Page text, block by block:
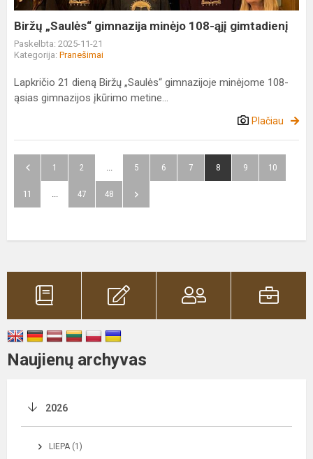
gimtadienį
Biržų „Saulės“ gimnazija minėjo 108-ąjį gimtadienį
Paskelbta: 2025-11-21
Kategorija: Pranešimai
Lapkričio 21 dieną Biržų „Saulės“ gimnazijoje minėjome 108-
ąsias gimnazijos įkūrimo metine...
Plačiau
1 2 ... 5 6 7 8 9 10
11 ... 47 48
Naujienų archyvas
2026
LIEPA (1)